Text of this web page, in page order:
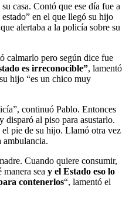
casa. Contó que ese día fue a
en el que llegó su hijo
alertaba a la policía sobre su
calmarlo pero según dice fue
es irreconocible”, lamentó
hijo “es un chico muy
continuó Pablo. Entonces
disparó al piso para asustarlo.
pie de su hijo. Llamó otra vez
ambulancia.
Cuando quiere consumir,
sea y el Estado eso lo
contenerlos“, lamentó el